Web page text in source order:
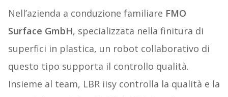
Nell’azienda a conduzione familiare FMO
Surface GmbH, specializzata nella finitura di
superfici in plastica, un robot collaborativo di
questo tipo supporta il controllo qualità.
Insieme al team, LBR iisy controlla la qualità e la